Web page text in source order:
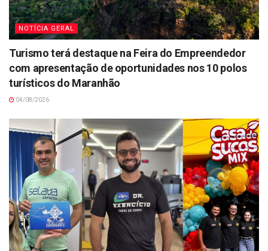
NOTÍCIA GERAL
Turismo terá destaque na Feira do Empreendedor
com apresentação de oportunidades nos 10 polos
turísticos do Maranhão
04/08/2026